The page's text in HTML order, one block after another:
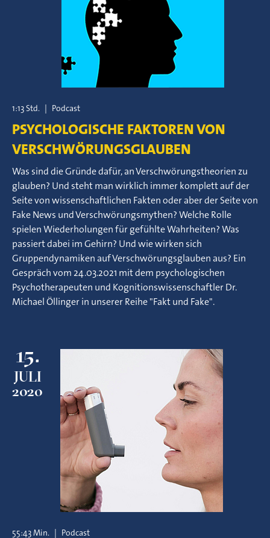
1:13 Std. | Podcast
PSYCHOLOGISCHE FAKTOREN VON
VERSCHWÖRUNGSGLAUBEN
Was sind die Gründe dafür, an Verschwörungstheorien zu
glauben? Und steht man wirklich immer komplett auf der
Seite von wissenschaftlichen Fakten oder aber der Seite von
Fake News und Verschwörungsmythen? Welche Rolle
spielen Wiederholungen für gefühlte Wahrheiten? Was
passiert dabei im Gehirn? Und wie wirken sich
Gruppendynamiken auf Verschwörungsglauben aus? Ein
Gespräch vom 24.03.2021 mit dem psychologischen
Psychotherapeuten und Kognitionswissenschaftler Dr.
Michael Öllinger in unserer Reihe "Fakt und Fake".
15.
JULI
2020
55:43 Min. | Podcast